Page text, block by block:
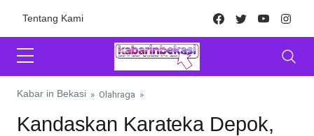
Tentang Kami Facebook
TwitterYoutube
Kabar in Bekasi » Olahraga »
Kandaskan Karateka Depok,